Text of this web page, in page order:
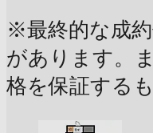
※最終的な成
があります。
格を保証する